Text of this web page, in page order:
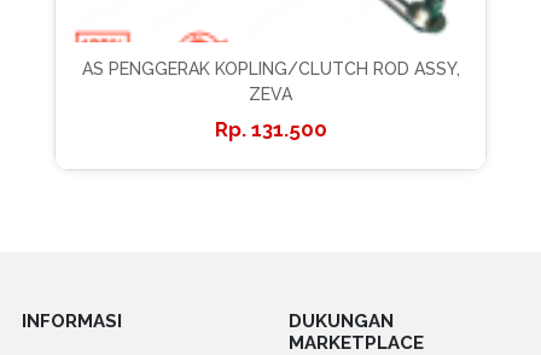
AS PENGGERAK KOPLING/CLUTCH ROD ASSY,
ZEVA
131.500
INFORMASI
DUKUNGAN
MARKETPLACE